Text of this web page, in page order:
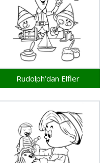
Rudolph’dan Elfler